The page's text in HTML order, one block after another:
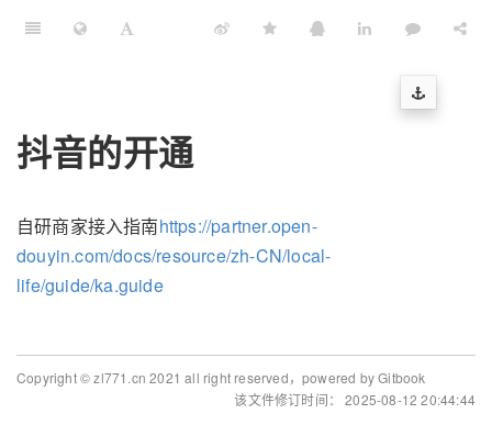
抖音的开通
自研商家接入指南https://partner.open-
douyin.com/docs/resource/zh-CN/local-
life/guide/ka.guide
Copyright © zl771.cn 2021 all right reserved，powered by Gitbook
该文件修订时间： 2025-08-12 20:44:44